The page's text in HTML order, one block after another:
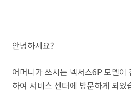
안녕하세요?
어머니가 쓰시는 넥서스6P 모델이
하여 서비스 센터에 방문하게 되었